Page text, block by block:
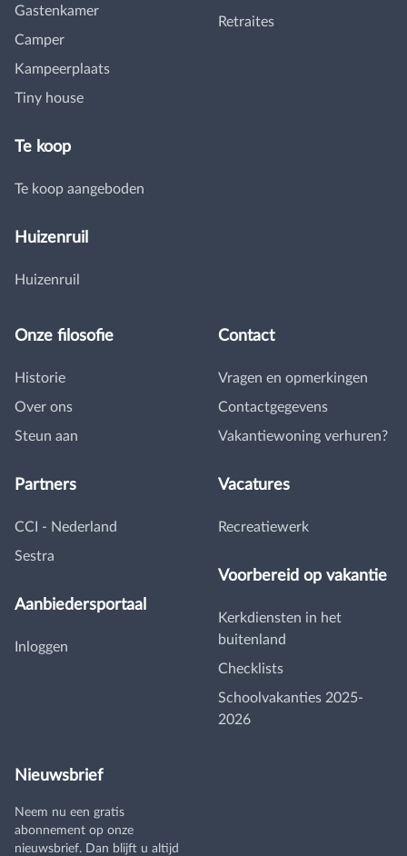
Gastenkamer
Camper
Kampeerplaats
Tiny house
Te koop
Te koop aangeboden
Huizenruil
Huizenruil
Retraites
Onze filosofie
Historie
Over ons
Steun aan
Partners
CCI - Nederland
Sestra
Aanbiedersportaal
Inloggen
Contact
Vragen en opmerkingen
Contactgegevens
Vakantiewoning verhuren?
Vacatures
Recreatiewerk
Voorbereid op vakantie
Kerkdiensten in het
buitenland
Checklists
Schoolvakanties 2025-
2026
Nieuwsbrief
Neem nu een gratis
abonnement op onze
nieuwsbrief. Dan blijft u altijd